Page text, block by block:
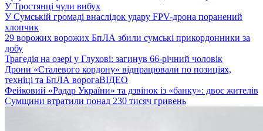
У Тростянці чули вибух
У Сумській громаді внаслідок удару FPV-дрона поранений
хлопчик
29 ворожих ворожих БпЛА збили сумські прикордонники за
добу
Трагедія на озері у Глухові: загинув 66-річний чоловік
Дрони «Сталевого кордону» відпрацювали по позиціях,
техніці та БпЛА ворогаВІДЕО
Фейковий «Радар України» та дзвінок із «банку»: двоє жителів
Сумщини втратили понад 230 тисяч гривень